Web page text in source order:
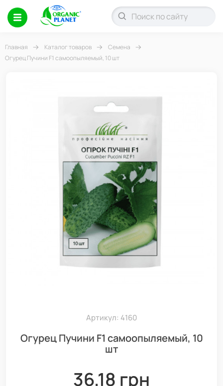
Главная Каталог товаров
Семена
Огурец Пучини F1 самоопыляемый, 10 шт
Артикул: 4160
Огурец Пучини F1 самоопыляемый, 10
шт
36,18 грн